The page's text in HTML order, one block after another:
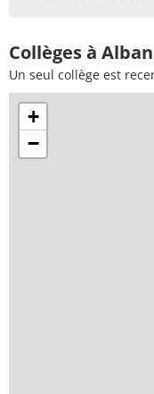
Collèges à
Un seul collège est
+
−